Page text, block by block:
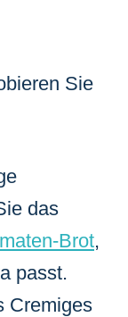
Sie
das
Brot,
passt.
Cremiges